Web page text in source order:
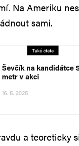
Na Ameriku
sami.
Také čtěte
Ševčík na kandidátce
metr v akci
16. 5. 2025
a teoreticky